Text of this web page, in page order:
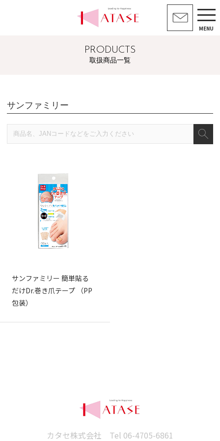
MENU
PRODUCTS
取扱商品一覧
サンファミリー
サンファミリー 簡単貼る
だけDr.巻き爪テープ （PP
包装）
カタセ株式会社 Tel 06-4705-6861